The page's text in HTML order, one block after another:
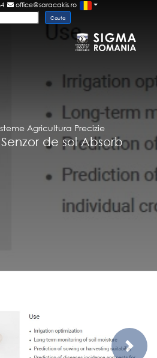
office@saracakis.ro
Agricultura Precizie
de sol Absorb
Next